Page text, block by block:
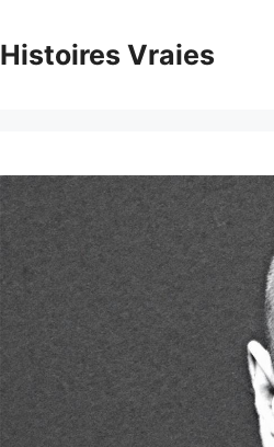
Histoires Vraies